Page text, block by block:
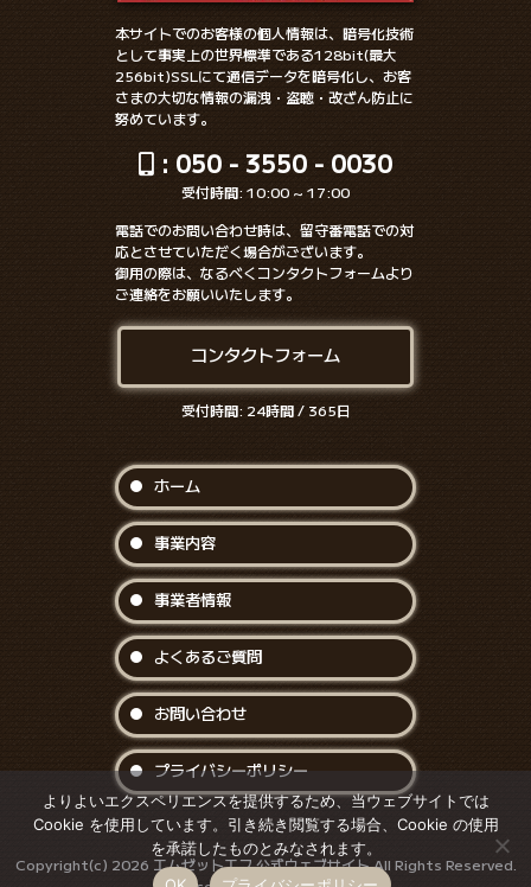
本サイトでのお客様の個人情報は、暗号化技術
として事実上の世界標準である128bit(最大
256bit)SSLにて通信データを暗号化し、お客
さまの大切な情報の漏洩・盗聴・改ざん防止に
努めています。
: 050 - 3550 - 0030
受付時間: 10:00 ~ 17:00
電話でのお問い合わせ時は、留守番電話での対
応とさせていただく場合がございます。
御用の際は、なるべくコンタクトフォームより
ご連絡をお願いいたします。
コンタクトフォーム
受付時間: 24時間 / 365日
ホーム
事業内容
事業者情報
よくあるご質問
お問い合わせ
プライバシーポリシー
よりよいエクスペリエンスを提供するため、当ウェブサイトでは
Cookie を使用しています。引き続き閲覧する場合、Cookie の使用
を承諾したものとみなされます。
Copyright(c) 2026 エムゼットエフ 公式ウェブサイト All Rights Reserved.